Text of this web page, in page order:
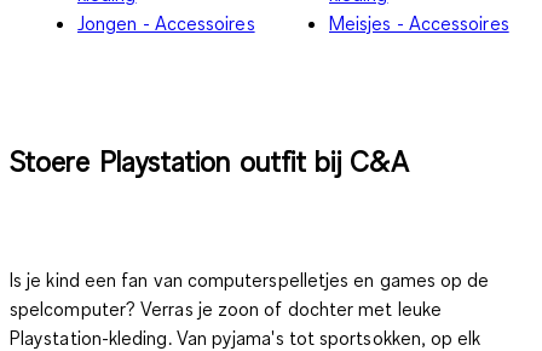
Jongen - Accessoires
Meisjes - Accessoires
Stoere Playstation outfit bij C&A
Is je kind een fan van computerspelletjes en games op de
spelcomputer? Verras je zoon of dochter met leuke
Playstation-kleding. Van pyjama's tot sportsokken, op elk